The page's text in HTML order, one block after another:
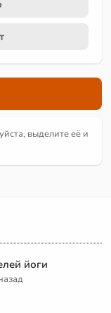
выделите её и
йоги